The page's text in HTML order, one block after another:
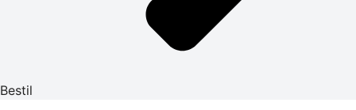
Bestil